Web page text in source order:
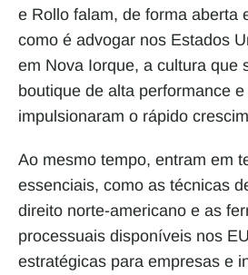
e Rollo falam, de forma aberta
como é advogar nos Estados
em Nova Iorque, a cultura que
boutique de alta performance
impulsionaram o rápido
Ao mesmo tempo, entram em
essenciais, como as técnicas
direito norte-americano e as
processuais disponíveis nos
estratégicas para empresas e